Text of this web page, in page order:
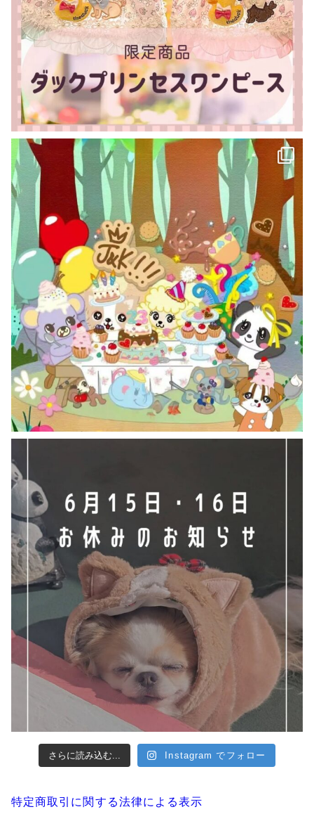
さらに読み込む... Instagram でフォロー
特定商取引に関する法律による表示